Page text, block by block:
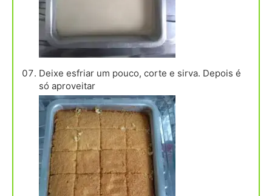
Deixe esfriar um pouco, corte e sirva. Depois é
só aproveitar